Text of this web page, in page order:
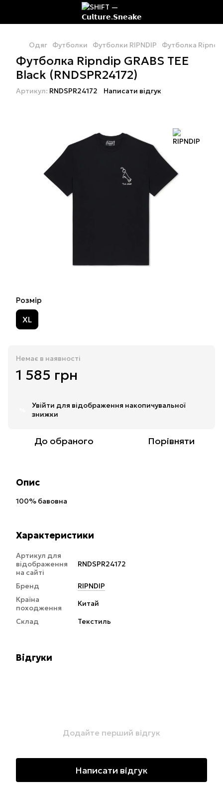
Одяг Футболки Футболки RIPNDIP Футболка Ripndip
Футболка Ripndip GRABS TEE
Black (RNDSPR24172)
Артикул: RNDSPR24172 Написати відгук
Розмір
XL
Немає в наявності
1 585 грн
Увійти для відображення накопичувальної
знижки
До обраного Порівняти
Опис
100% бавовна
Характеристики
Артикул для
відображення
на сайті
RNDSPR24172
Бренд
RIPNDIP
Країна
походження
Китай
Склад
Текстиль
Відгуки
Додайте перший відгук
Написати відгук